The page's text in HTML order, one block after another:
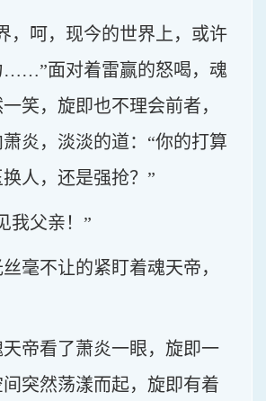
，呵，现今的世界上，或许
……”面对着雷赢的怒喝，魂
笑，旋即也不理会前者，
炎，淡淡的道：“你的打算
人，还是强抢？”
我父亲！”
毫不让的紧盯着魂天帝，
帝看了萧炎一眼，旋即一
突然荡漾而起，旋即有着